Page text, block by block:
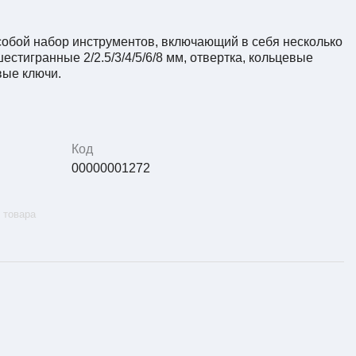
набор инструментов, включающий в себя несколько
2/2.5/3/4/5/6/8 мм, отвертка, кольцевые
ключи.
Код
00000001272